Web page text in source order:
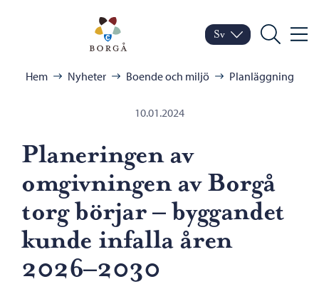
Porvoo – Gå till
Byt språk
Nuvarande språk:
Sv
Sök Meny
Bläddra:
Hem Nyheter Boende och miljö Planläggning
10.01.2024
Planeringen av
omgivningen av Borgå
torg börjar – byggandet
kunde infalla åren
2026–2030